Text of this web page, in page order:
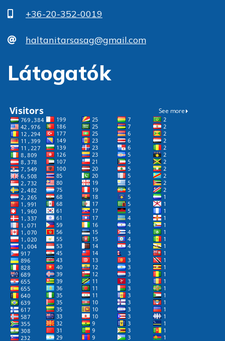
+36-20-352-0019
haltanitarsasag@gmail.com
Látogatók